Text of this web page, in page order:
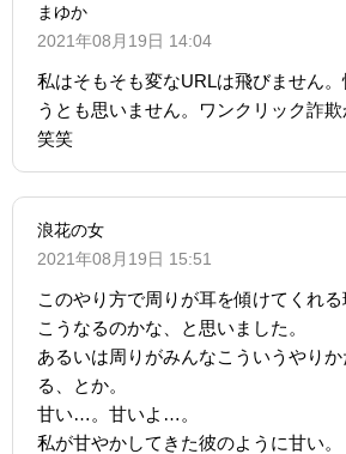
まゆか
2021年08月19日 14:04
私はそもそも変なURLは飛びません
うとも思いません。ワンクリック詐欺
笑笑
浪花の女
2021年08月19日 15:51
このやり方で周りが耳を傾けてくれる
こうなるのかな、と思いました。
あるいは周りがみんなこういうやり
る、とか。
甘い…。甘いよ…。
私が甘やかしてきた彼のように甘い。